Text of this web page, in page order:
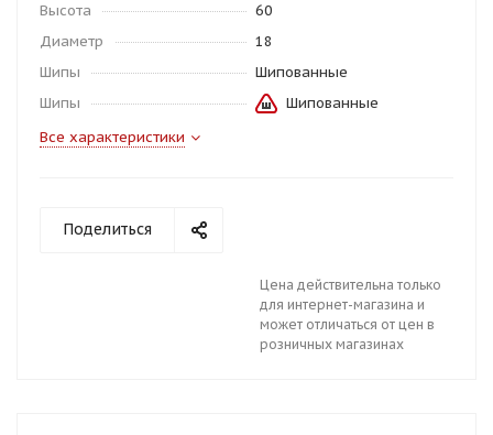
Высота
60
Диаметр
18
Шипы
Шипованные
Шипы
Шипованные
Все характеристики
Поделиться
Цена действительна только
для интернет-магазина и
может отличаться от цен в
розничных магазинах